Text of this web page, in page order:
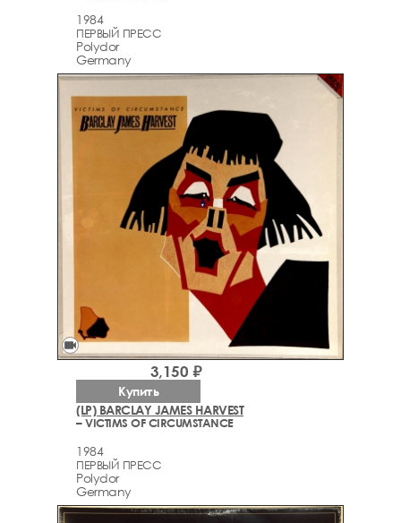
1984
ПЕРВЫЙ ПРЕСС
Polydor
Germany
videocam
(LP) BARCLAY JAMES HARVEST
– VICTIMS OF CIRCUMSTANCE
1984
ПЕРВЫЙ ПРЕСС
Polydor
Germany
3,150 ₽
Купить